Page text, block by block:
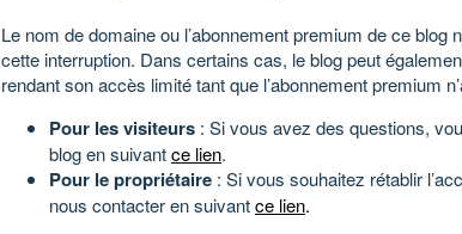
Le nom de domaine ou l’abonnement premium de ce blog
cette interruption. Dans certains cas, le blog peut
rendant son accès limité tant que l’abonnement premium
Pour les visiteurs : Si vous avez des questions,
blog en suivantce lien.
Pour le propriétaire : Si vous souhaitez rétablir
nous contacter en suivantce lien.